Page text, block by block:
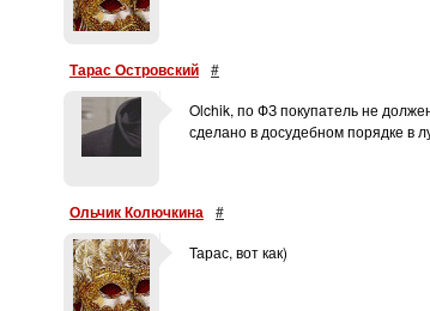
Тарас Островский #
Olchik, по ФЗ покупатель не
сделано в досудебном порядке в
Ольчик Колючкина #
Тарас, вот как)